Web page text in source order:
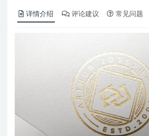
详情介绍 评论建议 常见问题